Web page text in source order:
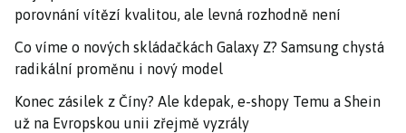
porovnání vítězí kvalitou, ale levná rozhodně není
Co víme o nových skládačkách Galaxy Z? Samsung chystá
radikální proměnu i nový model
Konec zásilek z Číny? Ale kdepak, e-shopy Temu a Shein
už na Evropskou unii zřejmě vyzrály